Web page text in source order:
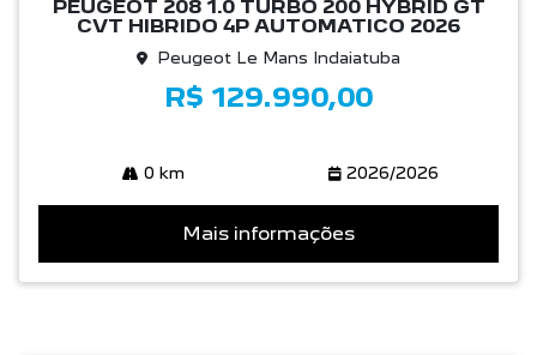
PEUGEOT 208 1.0 TURBO 200 HYBRID GT
CVT HIBRIDO 4P AUTOMATICO 2026
Peugeot Le Mans Indaiatuba
R$ 129.990,00
0 km 2026/2026
Mais informações